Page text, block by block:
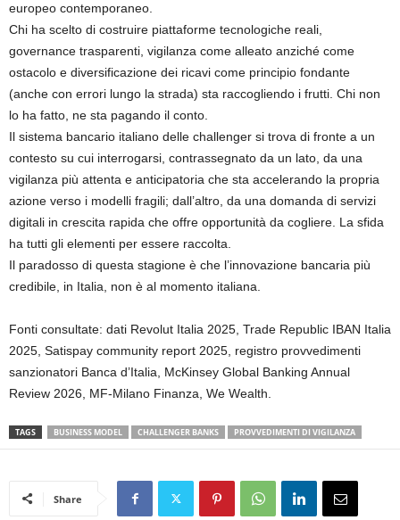
europeo contemporaneo.
Chi ha scelto di costruire piattaforme tecnologiche reali,
governance trasparenti, vigilanza come alleato anziché come
ostacolo e diversificazione dei ricavi come principio fondante
(anche con errori lungo la strada) sta raccogliendo i frutti. Chi non
lo ha fatto, ne sta pagando il conto.
Il sistema bancario italiano delle challenger si trova di fronte a un
contesto su cui interrogarsi, contrassegnato da un lato, da una
vigilanza più attenta e anticipatoria che sta accelerando la propria
azione verso i modelli fragili; dall’altro, da una domanda di servizi
digitali in crescita rapida che offre opportunità da cogliere. La sfida
ha tutti gli elementi per essere raccolta.
Il paradosso di questa stagione è che l’innovazione bancaria più
credibile, in Italia, non è al momento italiana.
Fonti consultate: dati Revolut Italia 2025, Trade Republic IBAN Italia
2025, Satispay community report 2025, registro provvedimenti
sanzionatori Banca d’Italia, McKinsey Global Banking Annual
Review 2026, MF-Milano Finanza, We Wealth.
TAGS BUSINESS MODEL CHALLENGER BANKS PROVVEDIMENTI DI VIGILANZA
Share